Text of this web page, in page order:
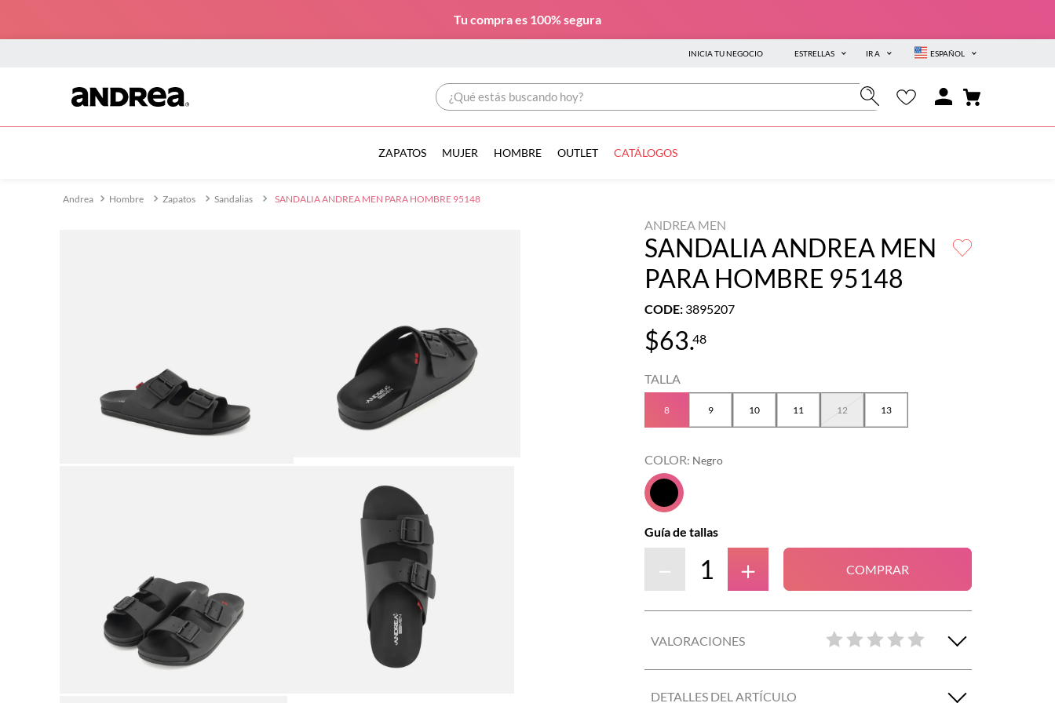
Tu compra es 100% segura
INICIA TU NEGOCIO ESTRELLAS IR A ESPAÑOL
¿Qué estás buscando hoy?
ZAPATOS MUJER HOMBRE OUTLET CATÁLOGOS
Hombre Zapatos Sandalias SANDALIA ANDREA MEN PARA HOMBRE 95148
ANDREA MEN
SANDALIA ANDREA MEN
PARA HOMBRE 95148
CODE: 3895207
$63.48
TALLA
8 9 10 11 12 13
COLOR: Negro
Guía de tallas
＋
－ COMPRAR
VALORACIONES
DETALLES DEL ARTÍCULO
TÉRMINOS MÁS BUSCADOS
botin mujer